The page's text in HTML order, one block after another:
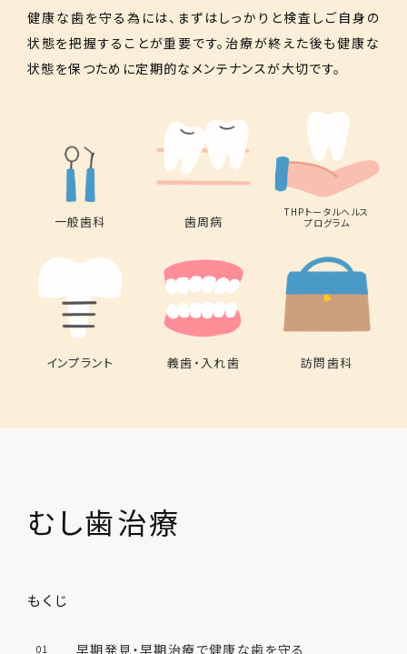
健康な歯を守る為には、まずはしっかりと検査しご自身の
状態を把握することが重要です。治療が終えた後も健康な
状態を保つために定期的なメンテナンスが大切です。
一般歯科 歯周病
THPトータルヘルス
プログラム
インプラント 義歯・入れ歯 訪問歯科
むし歯治療
もくじ
01 早期発見・早期治療で健康な歯を守る